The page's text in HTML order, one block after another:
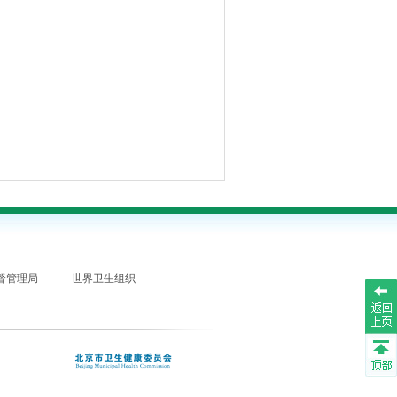
管理局 世界卫生组织